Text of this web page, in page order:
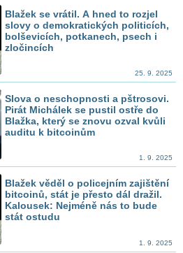
Blažek se vrátil. A hned to rozjel
slovy o demokratických politicích,
bolševicích, potkanech, psech i
zločincích
25. 9. 2025
Slova o neschopnosti a pštrosovi.
Pirát Michálek se pustil ostře do
Blažka, který se znovu ozval kvůli
auditu k bitcoinům
1. 9. 2025
Blažek věděl o policejním zajištění
bitcoinů, stát je přesto dál dražil.
Kalousek: Nejméně nás to bude
stát ostudu
1. 9. 2025